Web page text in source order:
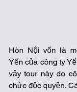
Hòn Nội vốn là
Yến của công ty
vậy tour này do
chức độc quyền.